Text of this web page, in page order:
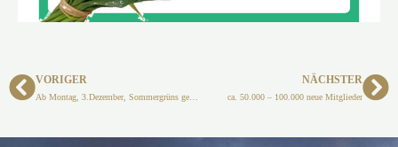
Zurück
VORIGER NÄCHSTER
ca. 50.000 – 100.000 neue Mitglieder